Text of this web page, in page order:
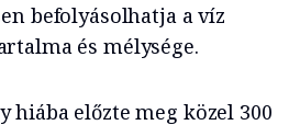
befolyásolhatja a víz
és mélysége.
hiába előzte meg közel 300